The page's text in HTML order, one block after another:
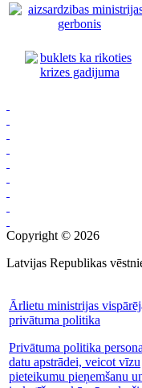
Copyright © 2026
Latvijas Republikas
Ārlietu ministrijas
privātuma politika
Privātuma politika
datu apstrādei, veicot vīzu
pieteikumu pieņemšanu